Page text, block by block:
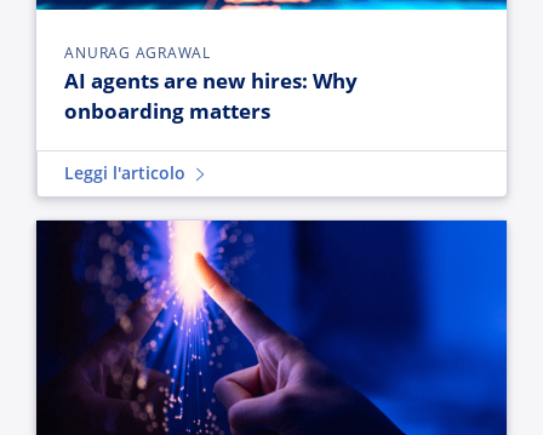
ANURAG AGRAWAL
AI agents are new hires: Why
onboarding matters
Leggi l'articolo
The agent desktop isn’t going away: It’s becoming the